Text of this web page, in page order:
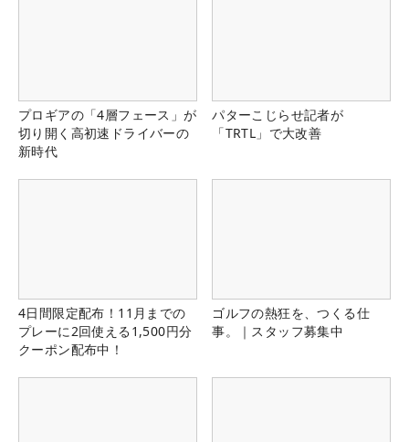
プロギアの「4層フェース」が
切り開く高初速ドライバーの
新時代
パターこじらせ記者が
「TRTL」で大改善
4日間限定配布！11月までの
プレーに2回使える1,500円分
クーポン配布中！
ゴルフの熱狂を、つくる仕
事。｜スタッフ募集中